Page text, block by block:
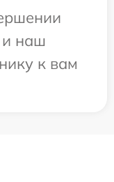
и наш
к вам